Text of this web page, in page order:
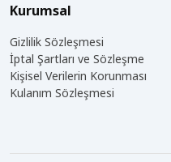
Kurumsal
Gizlilik Sözleşmesi
İptal Şartları ve Sözleşme
Kişisel Verilerin Korunması
Kulanım Sözleşmesi